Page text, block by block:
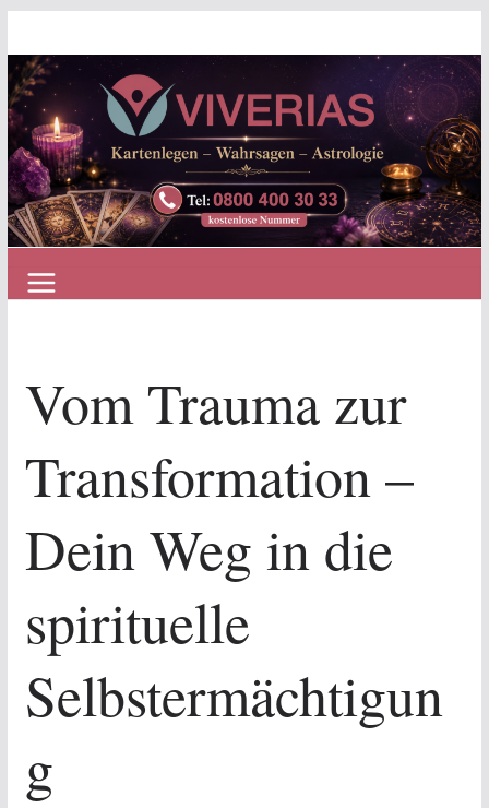
springen
Vom Trauma zur
Transformation –
Dein Weg in die
spirituelle
Selbstermächtigun
g